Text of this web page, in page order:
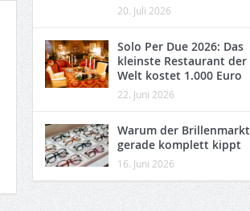
20. Juli 2026
Solo Per Due 2026: Das
kleinste Restaurant der
Welt kostet 1.000 Euro
22. Juni 2026
Warum der Brillenmarkt
gerade komplett kippt
16. Juni 2026